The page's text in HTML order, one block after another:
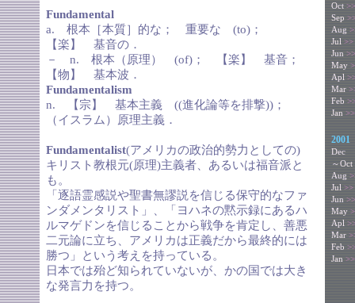
Fundamental
a. 根本［本質］的な； 重要な (to)；
【楽】 基音の．
－ n. 根本（原理） (of)； 【楽】 基音；
【物】 基本波．
Fundamentalism
n. 【宗】 基本主義 ((進化論等を排撃))；
（イスラム）原理主義．
Fundamentalist(アメリカの政治的勢力としての)
キリスト教根元(原理)主義者、あるいは福音派と
も。
「逐語霊感説や聖書無謬説を信じる保守的なファ
ンダメンタリスト」、「ヨハネの黙示録にあるハ
ルマゲドンを信じることから戦争を肯定し、善悪
二元論に立ち、アメリカは正義だから最終的には
勝つ」という考えを持っている。
日本では殆ど知られていないが、かの国では大き
な発言力を持つ。
Oct>>
Sep
Aug
Jul>>
Jun>>
May
Apl
Mar
Feb
Jan>>
2001
Dec
～Oct
Aug
Jul>>
Jun>>
May
Apl
Mar
Feb
Jan>>